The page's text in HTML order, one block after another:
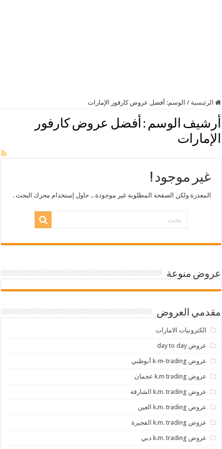
الرئيسية / الوسم: أفضل عروض كارفور الإمارات
أرشيف الوسم : أفضل عروض كارفور
الإمارات
غير موجود !
المعذرة ولكن الصفحة المطلوبة غير موجودة .. حاول إستخدام محرك البحث .
عروض منوعة
مقدمي العروض
الكترونيات الامارات
عروض day to day
عروض k-m-trading أبوظبي
عروض k.m trading عجمان
عروض k.m. trading الشارقة
عروض k.m. trading العين
عروض k.m. trading الفجيرة
عروض k.m. trading دبي